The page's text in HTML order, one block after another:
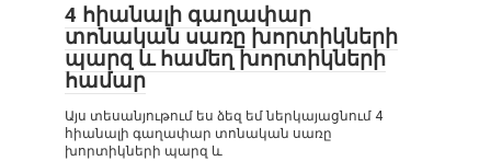
4 հիանալի գաղափար
տոնական սառը խորտիկների
պարզ և համեղ խորտիկների
համար
Այս տեսանյութում ես ձեզ եմ ներկայացնում 4
հիանալի գաղափար տոնական սառը
խորտիկների պարզ և